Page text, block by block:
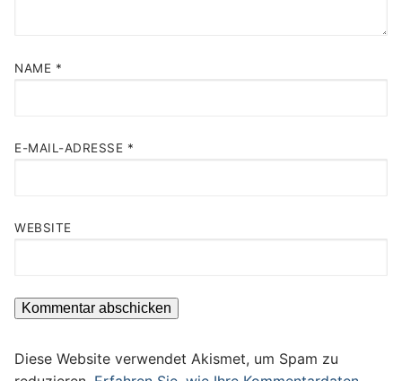
NAME *
E-MAIL-ADRESSE *
WEBSITE
Diese Website verwendet Akismet, um Spam zu